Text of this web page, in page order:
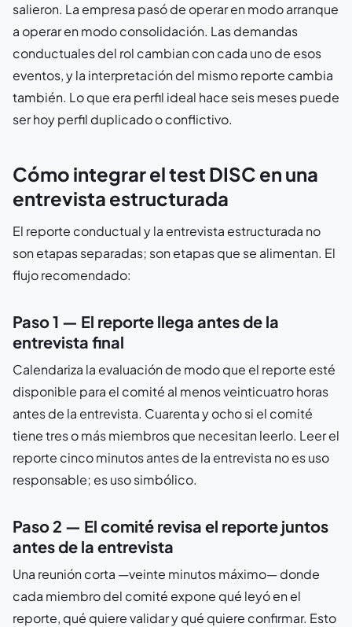
salieron. La empresa pasó de operar en modo arranque
a operar en modo consolidación. Las demandas
conductuales del rol cambian con cada uno de esos
eventos, y la interpretación del mismo reporte cambia
también. Lo que era perfil ideal hace seis meses puede
ser hoy perfil duplicado o conflictivo.
Cómo integrar el test DISC en una
entrevista estructurada
El reporte conductual y la entrevista estructurada no
son etapas separadas; son etapas que se alimentan. El
flujo recomendado:
Paso 1 — El reporte llega antes de la
entrevista final
Calendariza la evaluación de modo que el reporte esté
disponible para el comité al menos veinticuatro horas
antes de la entrevista. Cuarenta y ocho si el comité
tiene tres o más miembros que necesitan leerlo. Leer el
reporte cinco minutos antes de la entrevista no es uso
responsable; es uso simbólico.
Paso 2 — El comité revisa el reporte juntos
antes de la entrevista
Una reunión corta —veinte minutos máximo— donde
cada miembro del comité expone qué leyó en el
reporte, qué quiere validar y qué quiere confirmar. Esto